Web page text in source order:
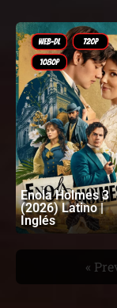
Enola Holmes 3
(2026) Latino |
Inglés
«